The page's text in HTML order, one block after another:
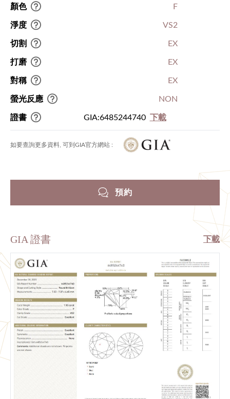
顏色 F
淨度 VS2
切割 EX
打磨 EX
對稱 EX
螢光反應 NON
證書 GIA:6485244740 下載
如要查詢更多資料, 可到GIA官方網站 :
預約
GIA 證書 下載